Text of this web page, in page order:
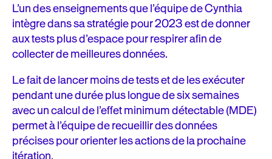
L’un des enseignements que l’équipe de Cynthia
intègre dans sa stratégie pour 2023 est de donner
aux tests plus d’espace pour respirer afin de
collecter de meilleures données.
Le fait de lancer moins de tests et de les exécuter
pendant une durée plus longue de six semaines
avec un calcul de l’effet minimum détectable (MDE)
permet à l’équipe de recueillir des données
précises pour orienter les actions de la prochaine